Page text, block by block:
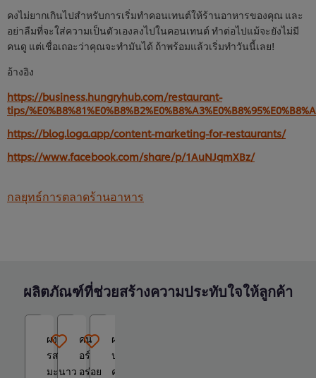
คงไม่ยากเกินไปสำหรับการเริ่มทำคอนเทนต์ให้ร้านอาหารของคุณ และ
อย่าลืมที่จะใส่ความเป็นตัวเองลงไปในคอนเทนต์ ทำต่อไปแม้จะยังไม่มี
คนดู แต่เชื่อเถอะว่าคุณจะทำมันได้ ถ้าพร้อมแล้วเริ่มทำวันนี้เลย!
อ้างอิง
https://business.hungryhub.com/restaurant-
tips/
https://blog.loga.app/content-marketing-for-restaurants/
https://www.facebook.com/share/p/1AuNJqmXBz/
กลยุทธ์การตลาดร้านอาหาร
ผลิตภัณฑ์ที่ช่วยสร้างความประทับใจให้ลูกค้า
ผง
รส
มะนาว
คน
อร์
อร่อย
ผง
ปรุง
ครบ